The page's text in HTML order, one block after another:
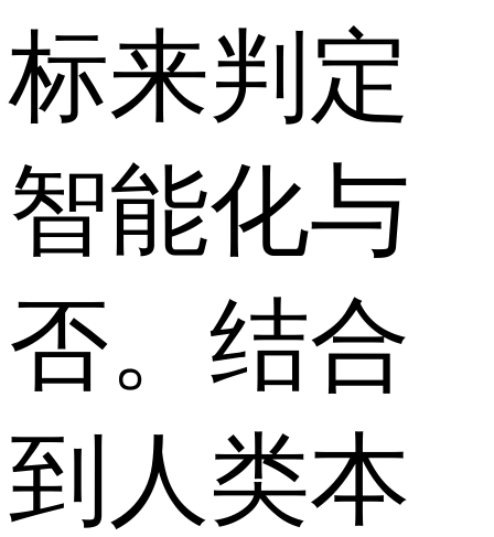
标来判定
智能化与
否。结合
到人类本